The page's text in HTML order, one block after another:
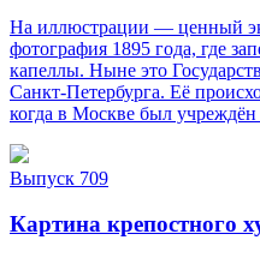
На иллюстрации — ценный
фотография 1895 года, где
капеллы. Ныне это
Санкт‑Петербурга. Её
когда в Москве был учреждён
Выпуск 709
Картина крепостного